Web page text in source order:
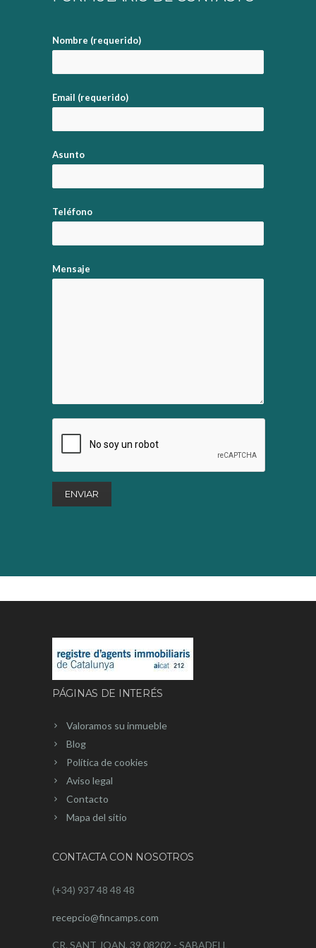
Nombre (requerido)
Email (requerido)
Asunto
Teléfono
Mensaje
PÁGINAS DE INTERÉS
Valoramos su inmueble
Blog
Política de cookies
Aviso legal
Contacto
Mapa del sitio
CONTACTA CON NOSOTROS
(+34) 937 48 48 48
recepcio@fincamps.com
CR. SANT JOAN, 39 08202 - SABADELL